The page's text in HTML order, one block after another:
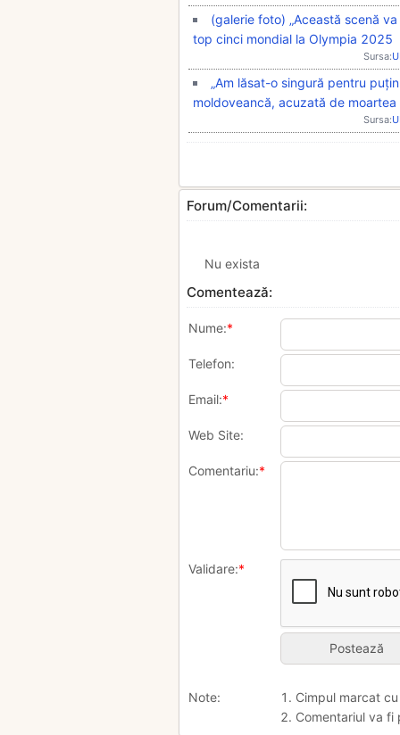
(galerie foto) „Această scenă
top cinci mondial la Olympia 2025
Sursa:
„Am lăsat-o singură pentru
moldoveancă, acuzată de
Sursa:
Forum/Comentarii:
Nu exista
Comentează:
Nume:*
Telefon:
Email:*
Web Site:
Comentariu:*
Validare:*
Note:
1. Cimpul marcat
2. Comentariul va